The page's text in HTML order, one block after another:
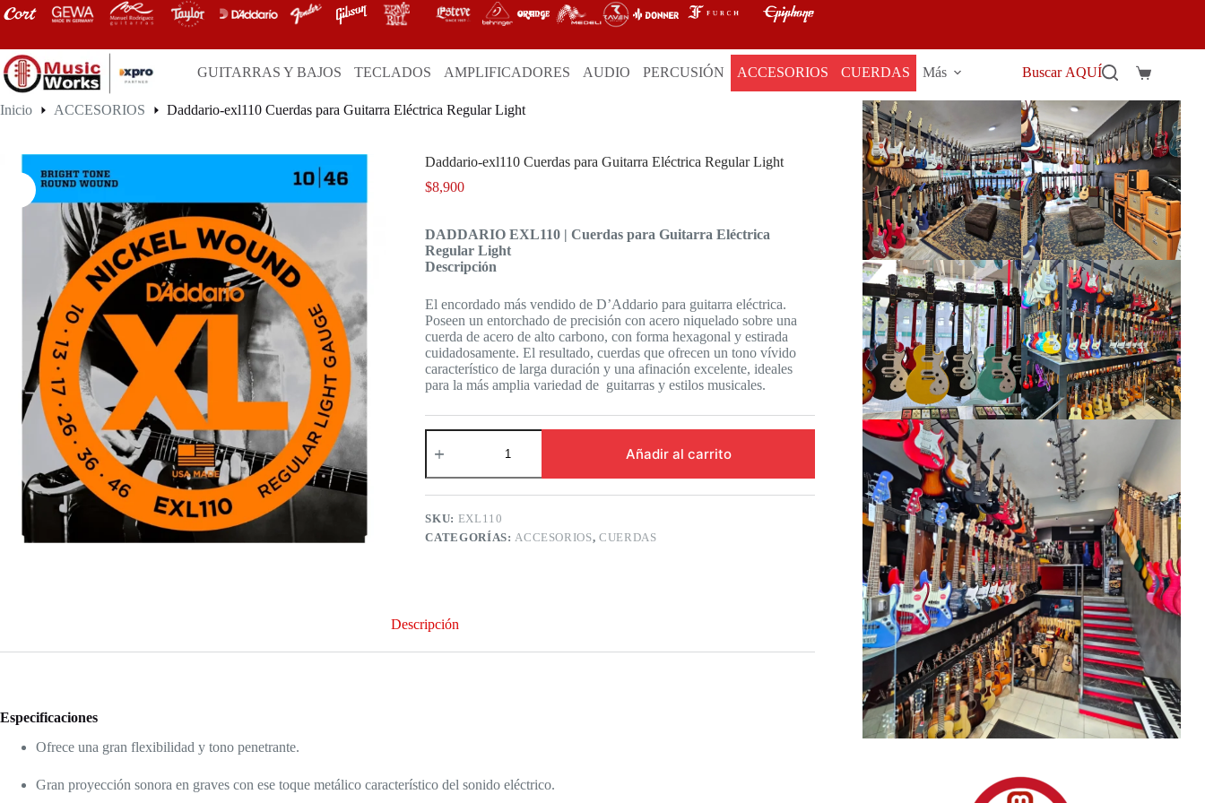
Saltar
al
GUITARRAS Y BAJOS TECLADOS AMPLIFICADORES AUDIO PERCUSIÓN ACCESORIOS CUERDAS Más Buscar AQUÍ
Carro
compra
Inicio ACCESORIOS Daddario-exl110 Cuerdas para Guitarra Eléctrica Regular Light
Daddario-exl110 Cuerdas para Guitarra Eléctrica Regular Light
$8,900
DADDARIO EXL110 | Cuerdas para Guitarra Eléctrica
Regular Light
Descripción
El encordado más vendido de D’Addario para guitarra eléctrica.
Poseen un entorchado de precisión con acero niquelado sobre una
cuerda de acero de alto carbono, con forma hexagonal y estirada
cuidadosamente. El resultado, cuerdas que ofrecen un tono vívido
característico de larga duración y una afinación excelente, ideales
para la más amplia variedad de guitarras y estilos musicales.
Daddario-
exl110
para
Guitarra
Eléctrica
Regular
Light
Añadir al carrito
SKU: EXL110
CATEGORÍAS: ACCESORIOS,CUERDAS
Descripción
Especificaciones
Ofrece una gran flexibilidad y tono penetrante.
Gran proyección sonora en graves con ese toque metálico característico del sonido eléctrico.